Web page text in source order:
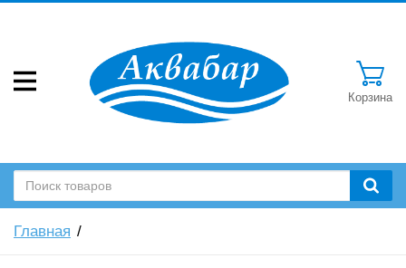
Корзина
Главная